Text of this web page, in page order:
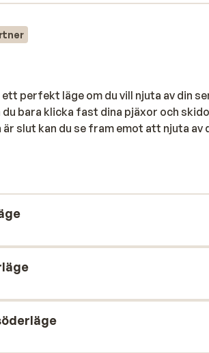
perfekt läge om du vill njuta av din
bara klicka fast dina pjäxor och
slut kan du se fram emot att njuta av
också inom gångavstånd från